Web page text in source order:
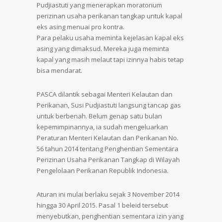
Pudjiastuti yang menerapkan moratorium
perizinan usaha perikanan tangkap untuk kapal
eks asing menuai pro kontra.
Para pelaku usaha meminta kejelasan kapal eks
asing yang dimaksud. Mereka juga meminta
kapal yang masih melaut tapi izinnya habis tetap
bisa mendarat.
PASCA dilantik sebagai Menteri Kelautan dan
Perikanan, Susi Pudjiastuti langsung tancap gas
untuk berbenah. Belum genap satu bulan
kepemimpinannya, ia sudah mengeluarkan
Peraturan Menteri Kelautan dan Perikanan No.
56 tahun 2014 tentang Penghentian Sementara
Perizinan Usaha Perikanan Tangkap di Wilayah
Pengelolaan Perikanan Republik Indonesia.
Aturan ini mulai berlaku sejak 3 November 2014
hingga 30 April 2015. Pasal 1 beleid tersebut
menyebutkan, penghentian sementara izin yang